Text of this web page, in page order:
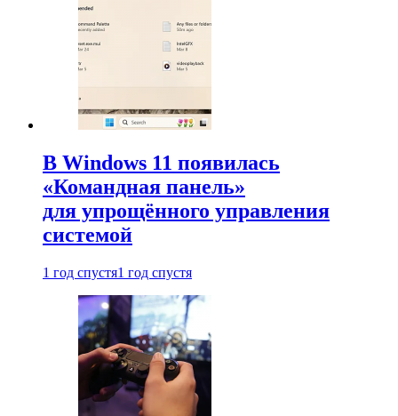
В Windows 11 появилась
«Командная панель»
для упрощённого управления
системой
1 год спустя1 год спустя